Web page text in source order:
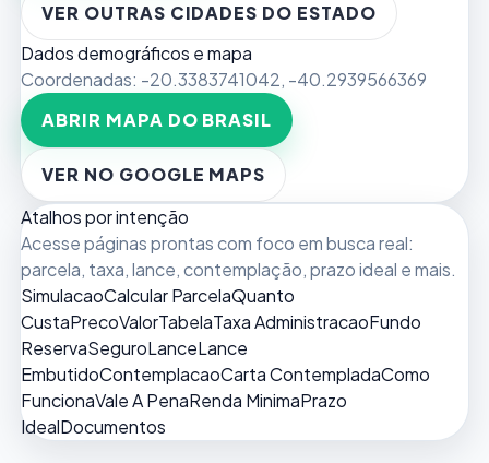
VER OUTRAS CIDADES DO ESTADO
Dados demográficos e mapa
Coordenadas: -20.3383741042, -40.2939566369
ABRIR MAPA DO BRASIL
VER NO GOOGLE MAPS
Atalhos por intenção
Acesse páginas prontas com foco em busca real:
parcela, taxa, lance, contemplação, prazo ideal e mais.
SimulacaoCalcular ParcelaQuanto
CustaPrecoValorTabelaTaxa AdministracaoFundo
ReservaSeguroLanceLance
EmbutidoContemplacaoCarta ContempladaComo
FuncionaVale A PenaRenda MinimaPrazo
IdealDocumentos